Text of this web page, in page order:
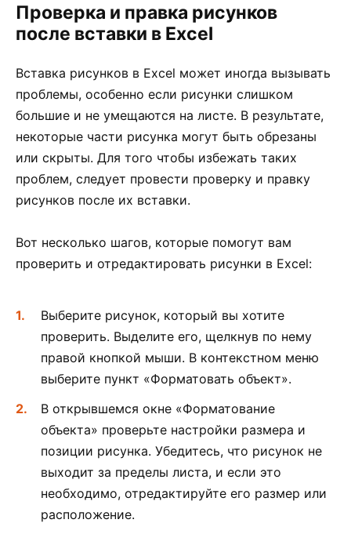
Проверка и правка рисунков
после вставки в Excel
Вставка рисунков в Excel может иногда вызывать
проблемы, особенно если рисунки слишком
большие и не умещаются на листе. В результате,
некоторые части рисунка могут быть обрезаны
или скрыты. Для того чтобы избежать таких
проблем, следует провести проверку и правку
рисунков после их вставки.
Вот несколько шагов, которые помогут вам
проверить и отредактировать рисунки в Excel:
Выберите рисунок, который вы хотите
проверить. Выделите его, щелкнув по нему
правой кнопкой мыши. В контекстном меню
выберите пункт «Форматовать объект».
В открывшемся окне «Форматование
объекта» проверьте настройки размера и
позиции рисунка. Убедитесь, что рисунок не
выходит за пределы листа, и если это
необходимо, отредактируйте его размер или
расположение.